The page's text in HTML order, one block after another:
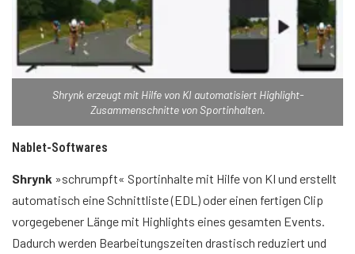
Shrynk erzeugt mit Hilfe von KI automatisiert Highlight-
Zusammenschnitte von Sportinhalten.
Nablet-Softwares
Shrynk »schrumpft« Sportinhalte mit Hilfe von KI und erstellt
automatisch eine Schnittliste (EDL) oder einen fertigen Clip
vorgegebener Länge mit Highlights eines gesamten Events.
Dadurch werden Bearbeitungszeiten drastisch reduziert und